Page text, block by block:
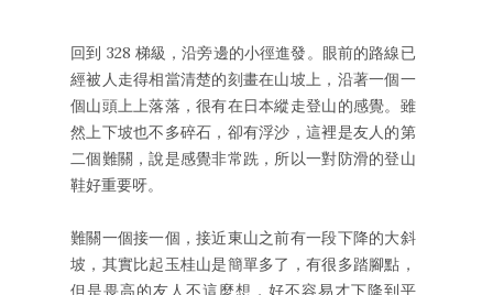
回到 328 梯級，沿旁邊的小徑進發。眼前的路線已
經被人走得相當清楚的刻畫在山坡上，沿著一個一
個山頭上上落落，很有在日本縱走登山的感覺。雖
然上下坡也不多碎石，卻有浮沙，這裡是友人的第
二個難關，說是感覺非常跣，所以一對防滑的登山
鞋好重要呀。
難關一個接一個，接近東山之前有一段下降的大斜
坡，其實比起玉桂山是簡單多了，有很多踏腳點，
但是畏高的友人不這麼想，好不容易才下降到平